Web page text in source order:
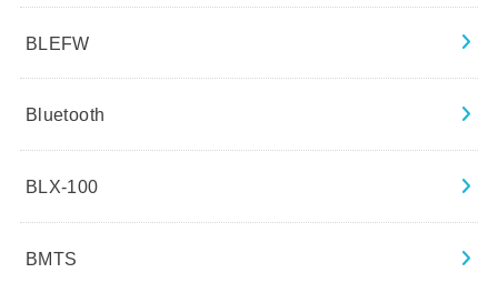
BLEFW
Bluetooth
BLX-100
BMTS